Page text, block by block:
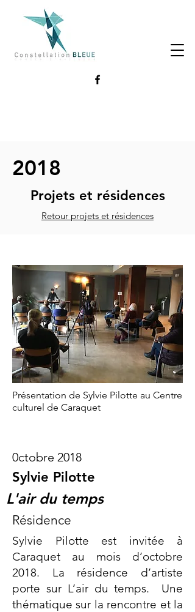
2018
Projets et résidences
Retour projets et résidences
Présentation de Sylvie Pilotte au Centre
culturel de Caraquet
0ctobre 2018
Sylvie Pilotte
L'air du temps
Résidence
Sylvie Pilotte est invitée à
Caraquet au mois d’octobre
2018. La résidence d’artiste
porte sur L’air du temps. Une
thématique sur la rencontre et la